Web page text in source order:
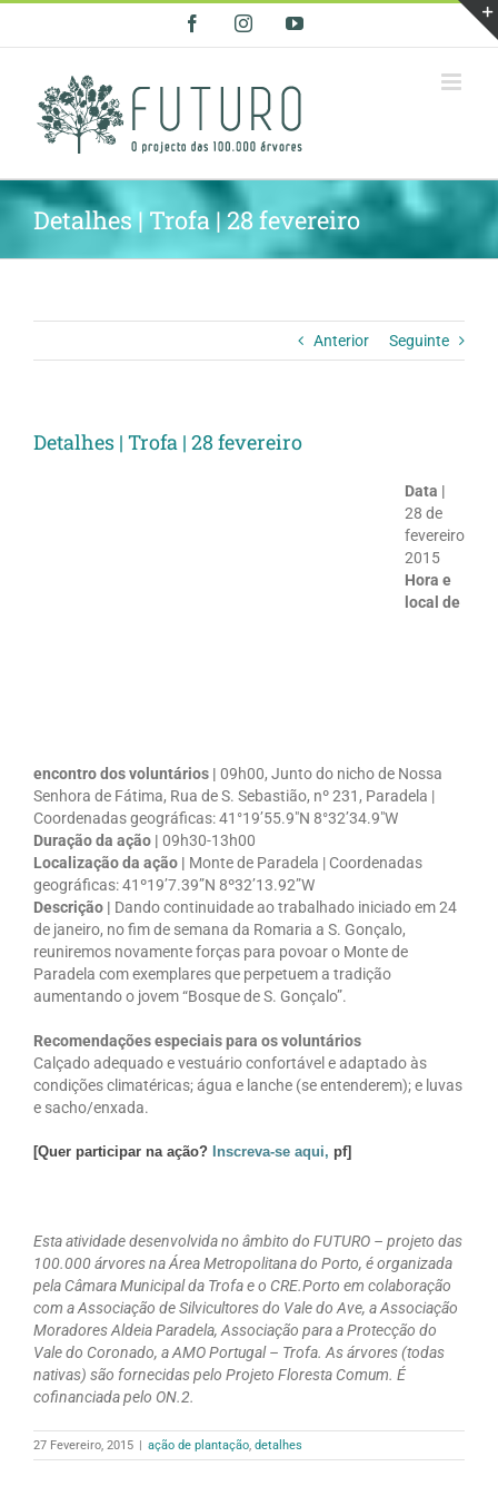
FacebookInstagramYouTube
Detalhes | Trofa | 28 fevereiro
Anterior Seguinte
Detalhes | Trofa | 28 fevereiro
Data |
28 de
fevereiro
2015
Hora e
local de
encontro dos voluntários | 09h00, Junto do nicho de Nossa
Senhora de Fátima, Rua de S. Sebastião, nº 231, Paradela |
Coordenadas geográficas: 41°19’55.9″N 8°32’34.9″W
Duração da ação | 09h30-13h00
Localização da ação | Monte de Paradela | Coordenadas
geográficas: 41º19’7.39”N 8º32’13.92”W
Descrição | Dando continuidade ao trabalhado iniciado em 24
de janeiro, no fim de semana da Romaria a S. Gonçalo,
reuniremos novamente forças para povoar o Monte de
Paradela com exemplares que perpetuem a tradição
aumentando o jovem “Bosque de S. Gonçalo”.
Recomendações especiais para os voluntários
Calçado adequado e vestuário confortável e adaptado às
condições climatéricas; água e lanche (se entenderem); e luvas
e sacho/enxada.
[Quer participar na ação? Inscreva-se aqui, pf]
Esta atividade desenvolvida no âmbito do FUTURO – projeto das
100.000 árvores na Área Metropolitana do Porto, é organizada
pela Câmara Municipal da Trofa e o CRE.Porto em colaboração
com a Associação de Silvicultores do Vale do Ave, a Associação
Moradores Aldeia Paradela, Associação para a Protecção do
Vale do Coronado, a AMO Portugal – Trofa. As árvores (todas
nativas) são fornecidas pelo Projeto Floresta Comum. É
cofinanciada pelo ON.2.
27 Fevereiro, 2015 | ação de plantação, detalhes